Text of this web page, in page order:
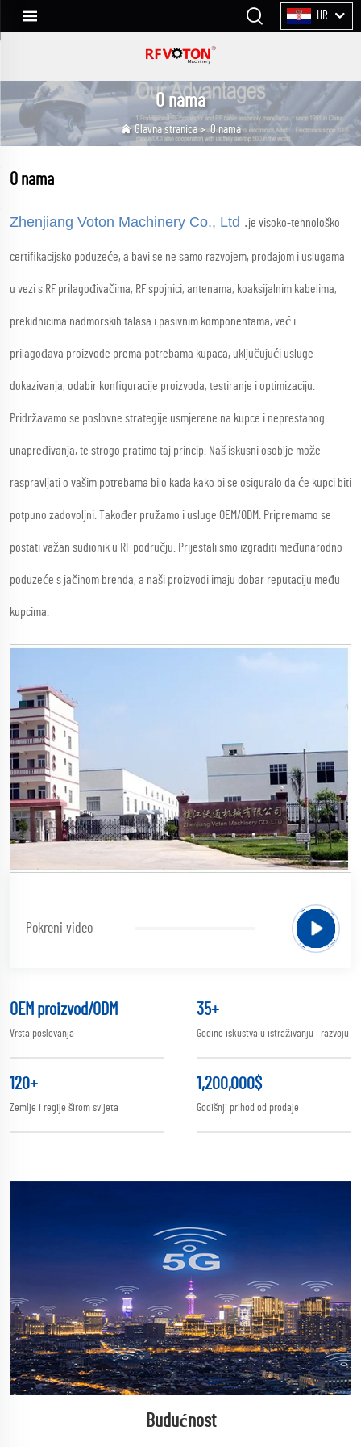
HR
O nama
Glavna stranica>O nama
O nama
Zhenjiang Voton Machinery Co., Ltd .je visoko-tehnološko
certifikacijsko poduzeće, a bavi se ne samo razvojem, prodajom i uslugama
u vezi s RF prilagođivačima, RF spojnici, antenama, koaksijalnim kabelima,
prekidnicima nadmorskih talasa i pasivnim komponentama, već i
prilagođava proizvode prema potrebama kupaca, uključujući usluge
dokazivanja, odabir konfiguracije proizvoda, testiranje i optimizaciju.
Pridržavamo se poslovne strategije usmjerene na kupce i neprestanog
unapređivanja, te strogo pratimo taj princip. Naš iskusni osoblje može
raspravljati o vašim potrebama bilo kada kako bi se osiguralo da će kupci biti
potpuno zadovoljni. Također pružamo i usluge OEM/ODM. Pripremamo se
postati važan sudionik u RF području. Prijestali smo izgraditi međunarodno
poduzeće s jačinom brenda, a naši proizvodi imaju dobar reputaciju među
kupcima.
Pokreni video
OEM proizvod/ODM
Vrsta poslovanja
35+
Godine iskustva u istraživanju i razvoju
120+
Zemlje i regije širom svijeta
1,200,000$
Godišnji prihod od prodaje
Budućnost